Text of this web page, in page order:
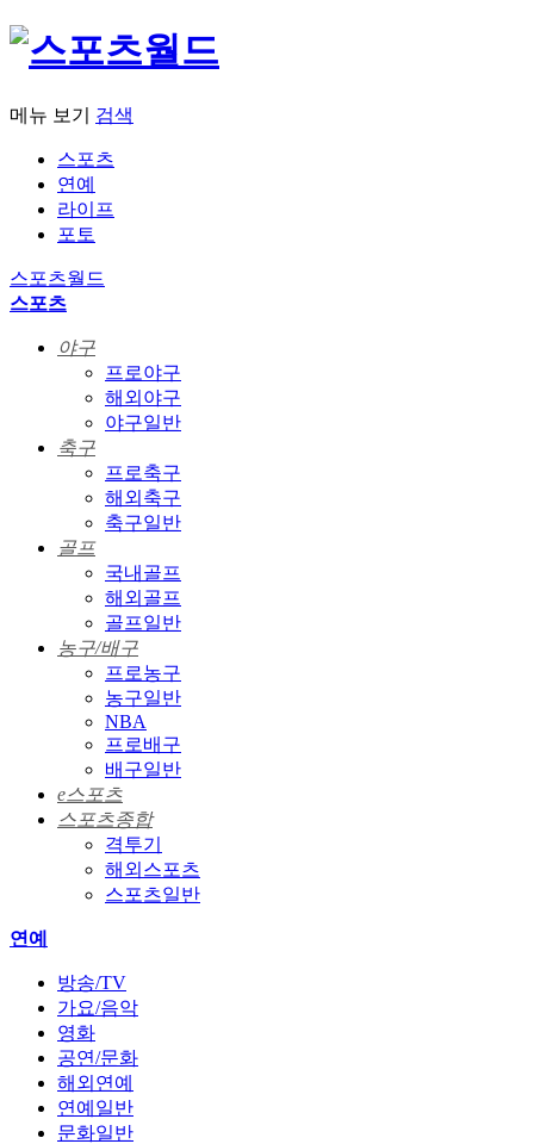
메뉴 보기 검색
스포츠
연예
라이프
포토
스포츠월드
스포츠
야구
프로야구
해외야구
야구일반
축구
프로축구
해외축구
축구일반
골프
국내골프
해외골프
골프일반
농구/배구
프로농구
농구일반
NBA
프로배구
배구일반
e스포츠
스포츠종합
격투기
해외스포츠
스포츠일반
연예
방송/TV
가요/음악
영화
공연/문화
해외연예
연예일반
문화일반